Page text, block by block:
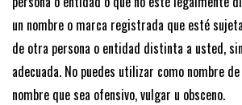
un nombre o marca registrada que esté
de otra persona o entidad distinta a usted,
adecuada. No puedes utilizar como nombre
nombre que sea ofensivo, vulgar u obsceno.